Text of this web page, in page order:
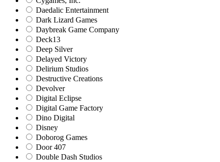
Daedalic Entertainment
Dark Lizard Games
Daybreak Game Company
Deck13
Deep Silver
Delayed Victory
Delirium Studios
Destructive Creations
Devolver
Digital Eclipse
Digital Game Factory
Dino Digital
Disney
Doborog Games
Door 407
Double Dash Studios